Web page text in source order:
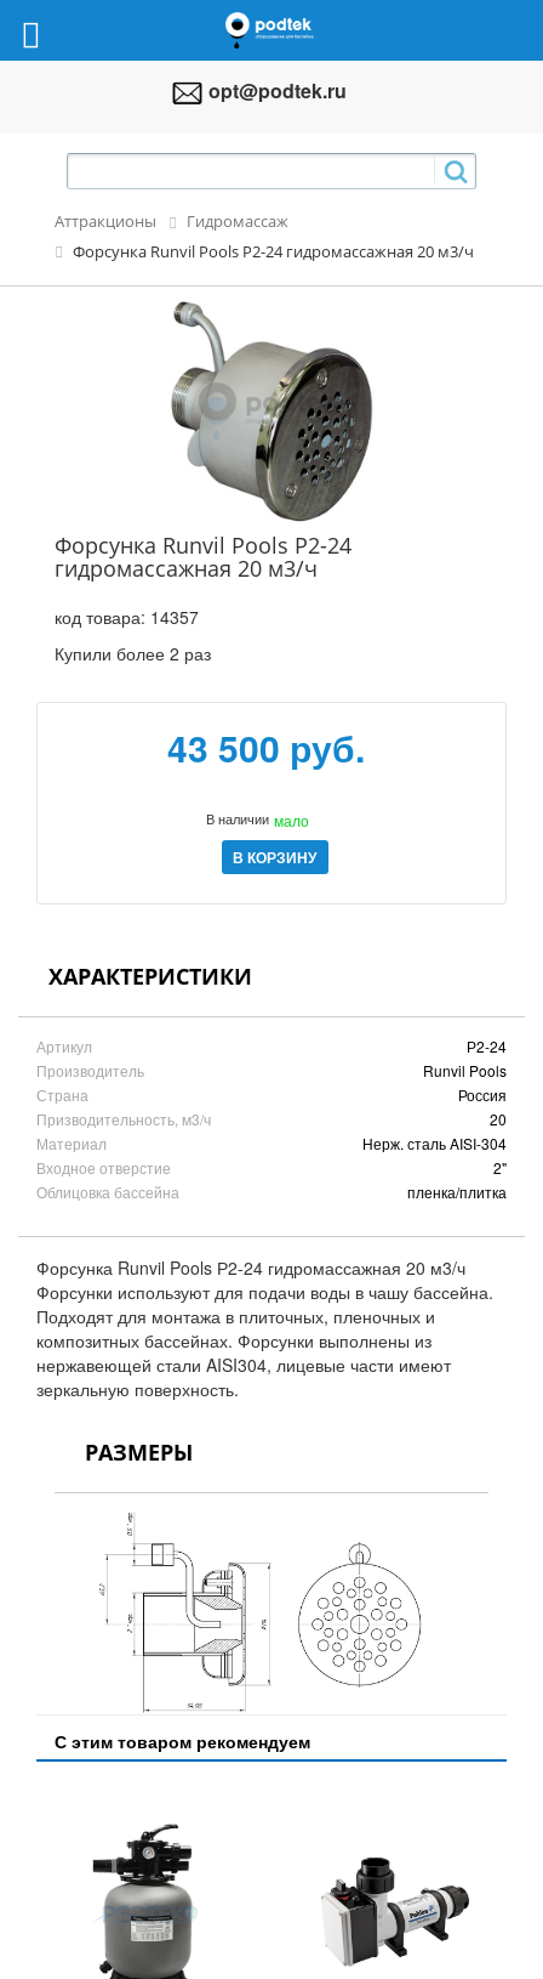
opt@podtek.ru
Аттракционы
Гидромассаж
Форсунка Runvil Pools Р2-24 гидромассажная 20 м3/ч
Форсунка Runvil Pools Р2-24
гидромассажная 20 м3/ч
код товара: 14357
Купили более 2 раз
43 500 руб.
В наличии мало
В КОРЗИНУ
ХАРАКТЕРИСТИКИ
Артикул
Р2-24
Производитель
Runvil Pools
Страна
Россия
Призводительность, м3/ч
20
Материал
Нерж. сталь AISI-304
Входное отверстие
2"
Облицовка бассейна
пленка/плитка
Форсунка Runvil Pools Р2-24 гидромассажная 20 м3/ч
Форсунки используют для подачи воды в чашу бассейна.
Подходят для монтажа в плиточных, пленочных и
композитных бассейнах. Форсунки выполнены из
нержавеющей стали AISI304, лицевые части имеют
зеркальную поверхность.
РАЗМЕРЫ
С этим товаром рекомендуем